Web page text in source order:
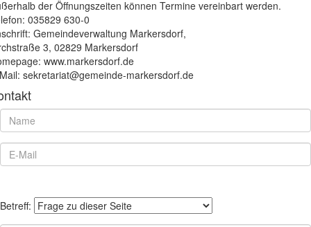
der Öffnungszeiten können Termine vereinbart werden.
035829 630-0
Gemeindeverwaltung Markersdorf,
3, 02829 Markersdorf
www.markersdorf.de
sekretariat@gemeinde-markersdorf.de
Betreff: